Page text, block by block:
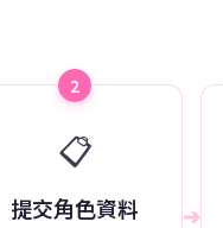
2
📋
提交角色資料 ➔